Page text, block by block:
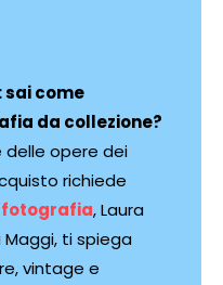
come
da collezione?
delle opere dei
richiede
fotografia, Laura
Maggi, ti spiega
vintage e